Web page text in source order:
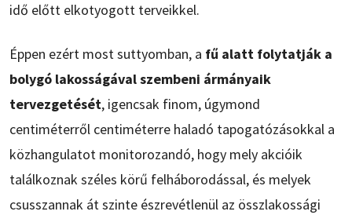
idő előtt elkotyogott terveikkel.
Éppen ezért most suttyomban, a fű alatt folytatják a
bolygó lakosságával szembeni ármányaik
tervezgetését, igencsak finom, úgymond
centiméterről centiméterre haladó tapogatózásokkal a
közhangulatot monitorozandó, hogy mely akcióik
találkoznak széles körű felháborodással, és melyek
csusszannak át szinte észrevétlenül az összlakossági